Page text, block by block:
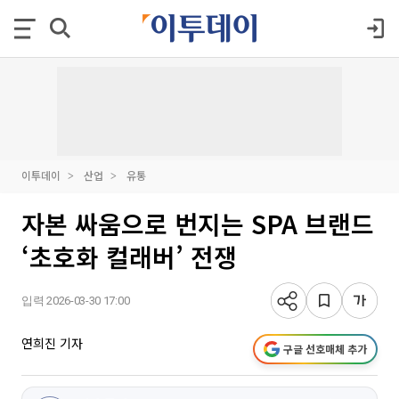
이투데이 산업 유통
자본 싸움으로 번지는 SPA 브랜드
‘초호화 컬래버’ 전쟁
입력 2026-03-30 17:00
연희진 기자 구글 선호매체 추가